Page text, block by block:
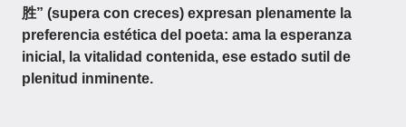
胜” (supera con creces) expresan plenamente la
preferencia estética del poeta: ama la esperanza
inicial, la vitalidad contenida, ese estado sutil de
plenitud inminente.